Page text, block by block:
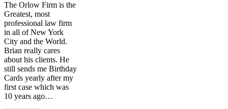
The Orlow Firm is the
Greatest, most
professional law firm
in all of New York
City and the World.
Brian really cares
about his clients. He
still sends me Birthday
Cards yearly after my
first case which was
10 years ago…